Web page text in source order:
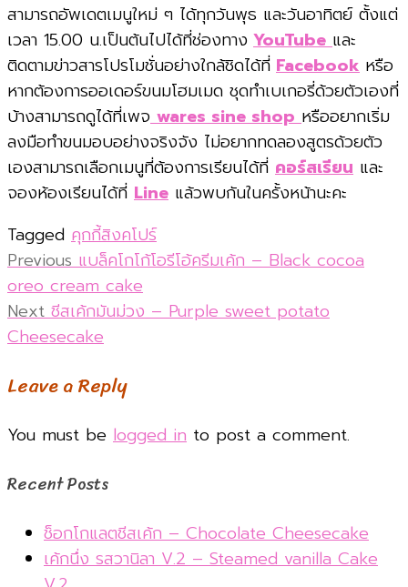
สามารถอัพเดตเมนูใหม่ ๆ ได้ทุกวันพุธ และวันอาทิตย์ ตั้งแต่
เวลา 15.00 น.เป็นต้นไปได้ที่ช่องทาง YouTube และ
ติดตามข่าวสารโปรโมชั่นอย่างใกล้ชิดได้ที่ Facebook หรือ
หากต้องการออเดอร์ขนมโฮมเมด ชุดทำเบเกอรี่ด้วยตัวเองที่
บ้างสามารถดูได้ที่เพจ wares sine shop หรืออยากเริ่ม
ลงมือทำขนมอบอย่างจริงจัง ไม่อยากทดลองสูตรด้วยตัว
เองสามารถเลือกเมนูที่ต้องการเรียนได้ที่ คอร์สเรียน และ
จองห้องเรียนได้ที่ Line แล้วพบกันในครั้งหน้านะคะ
Tagged คุกกี้สิงคโปร์
Post
navigation
Previous Previous
post:
แบล็คโกโก้โอรีโอ้ครีมเค้ก – Black cocoa
oreo cream cake
Next Next
post:
ชีสเค้กมันม่วง – Purple sweet potato
Cheesecake
Leave a Reply
You must be logged in to post a comment.
Recent Posts
ช็อกโกแลตชีสเค้ก – Chocolate Cheesecake
เค้กนึ่ง รสวานิลา V.2 – Steamed vanilla Cake